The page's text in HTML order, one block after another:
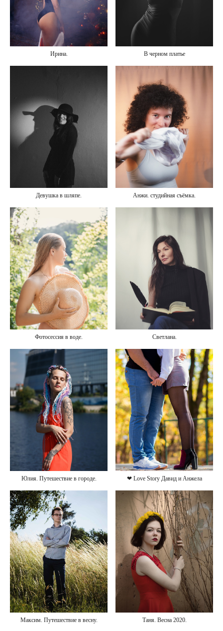
Ирина. В черном платье
Девушка в шляпе. Анжи. студийная съёмка.
Фотосессия в воде. Светлана.
Юлия. Путешествие в городе. ❤ Love Story Давид и Анжела
Максим. Путешествие в весну. Таня. Весна 2020.